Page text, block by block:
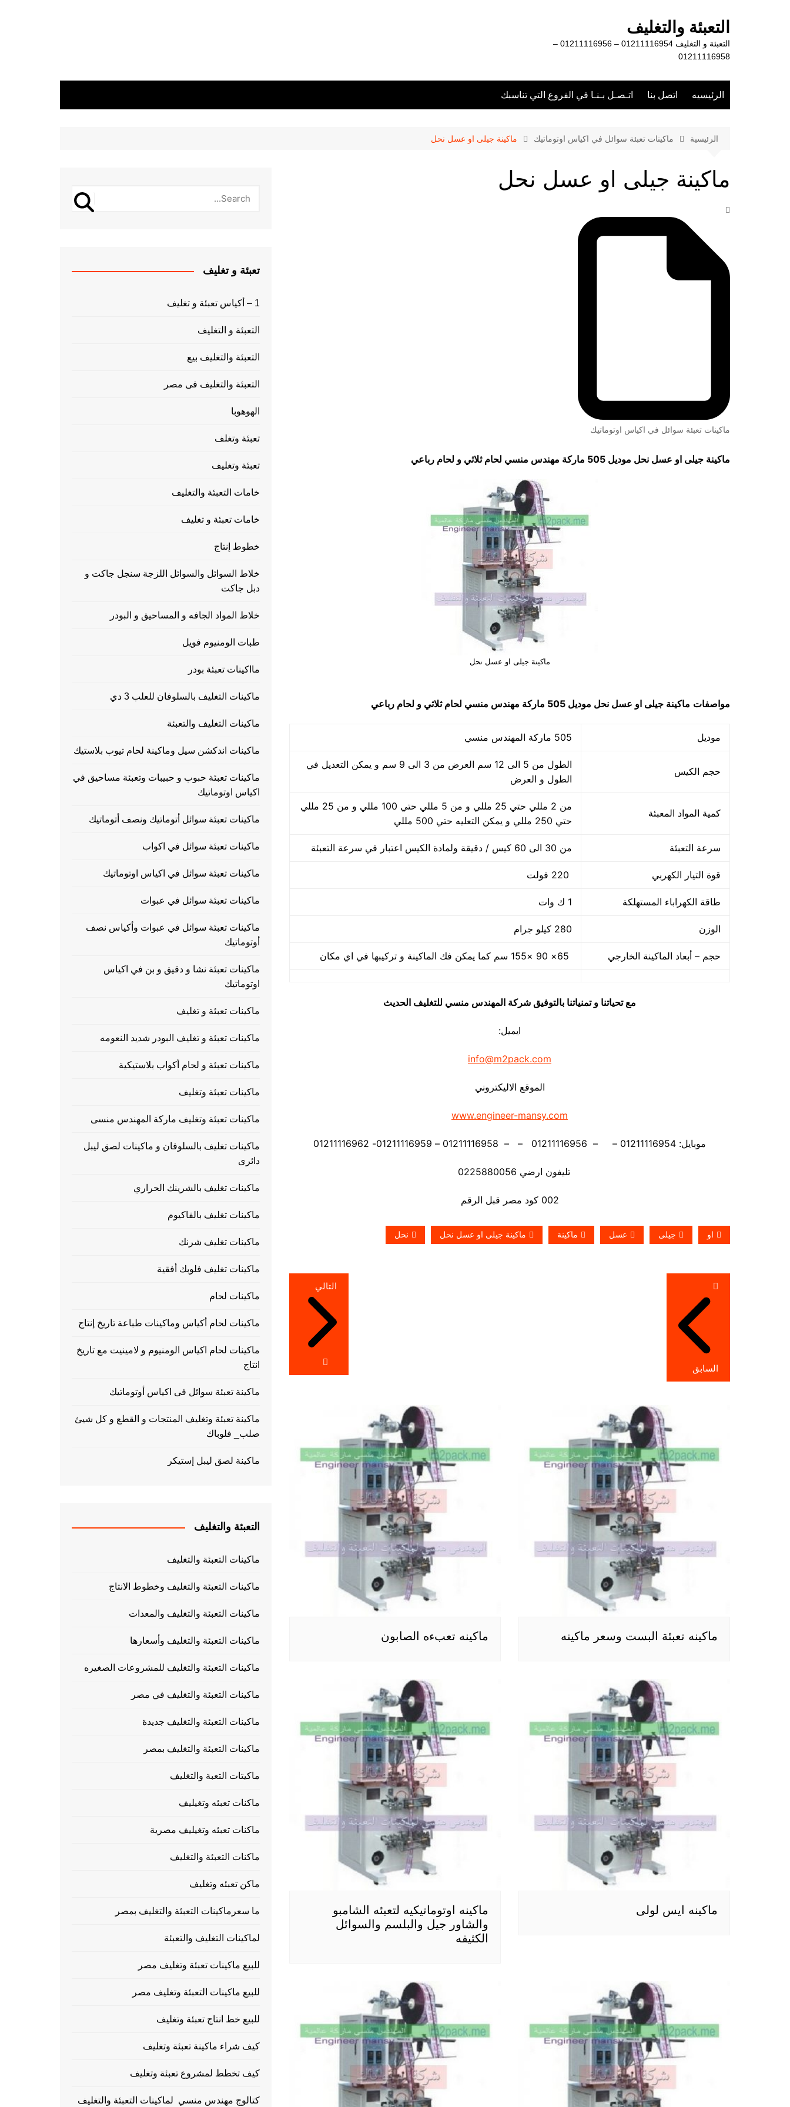
التعبئة والتغليف
التعبئة و التغليف 01211116954 – 01211116956 –
01211116958
الرئيسيه اتصل بنا اتـصـل بـنـا في الفروع التي تناسبك
الرئيسية ماكينات تعبئة سوائل في اكياس اوتوماتيك ماكينة جيلى او عسل نحل
ماكينة جيلى او عسل نحل
ماكينات تعبئة سوائل في اكياس اوتوماتيك
ماكينة جيلى او عسل نحل موديل 505 ماركة مهندس منسي لحام ثلاثي و لحام رباعي
ماكينة جيلى او عسل نحل
مواصفات ماكينة جيلى او عسل نحل موديل 505 ماركة مهندس منسي لحام ثلاثي و لحام رباعي
موديل 505 ماركة المهندس منسي
حجم الكيس
الطول من 5 الى 12 سم العرض من 3 الى 9 سم و يمكن التعديل في
الطول و العرض
كمية المواد المعبئة
من 2 مللي حتي 25 مللي و من 5 مللي حتي 100 مللي و من 25 مللي
حتي 250 مللي و يمكن التعليه حتي 500 مللي
سرعة التعبئة من 30 الى 60 كيس / دقيقة ولمادة الكيس اعتبار في سرعة التعبئة
قوة التيار الكهربي
طاقة الكهراباء المستهلكة 1 ك وات
الوزن 280 كيلو جرام
حجم – أبعاد الماكينة الخارجي
مع تحياتنا و تمنياتنا بالتوفيق شركة المهندس منسي للتغليف الحديث
ايميل:
info@m2pack.com
الموقع الاليكتروني
www.engineer-mansy.com
موبايل: 01211116954 – – 01211116956 – – 01211116958 – 01211116959- 01211116962
تليفون ارضي 0225880056
002 كود مصر قبل الرقم
او جيلى عسل ماكينة ماكينة جيلى او عسل نحل نحل
تصفّح
المقالات
السابق
التالي
ماكينه تعبئة البست وسعر ماكينه ماكينه تعبءه الصابون
ماكينه ايس لولى
ماكينه اوتوماتيكيه لتعبئه الشامبو
والشاور جيل والبلسم والسوائل
الكثيفه
تعبئة و تغليف
1 – أكياس تعبئة و تغليف
التعبئة و التغليف
التعبئة والتغليف بيع
التعبئة والتغليف فى مصر
الهوهوبا
تعبئة وتغلف
تعبئة وتغليف
خامات التعبئة والتغليف
خامات تعبئة و تغليف
خطوط إنتاج
خلاط السوائل والسوائل اللزجة سنجل جاكت و
دبل جاكت
خلاط المواد الجافه و المساحيق و البودر
طبات الومنيوم فويل
مااكينات تعبئة بودر
ماكينات التغليف بالسلوفان للعلب 3 دي
ماكينات التغليف والتعبئة
ماكينات اندكشن سيل وماكينة لحام تيوب بلاستيك
ماكينات تعبئة حبوب و حبيبات وتعبئة مساحيق في
اكياس اوتوماتيك
ماكينات تعبئة سوائل أتوماتيك ونصف أتوماتيك
ماكينات تعبئة سوائل في اكواب
ماكينات تعبئة سوائل في اكياس اوتوماتيك
ماكينات تعبئة سوائل في عبوات
ماكينات تعبئة سوائل في عبوات وأكياس نصف
أوتوماتيك
ماكينات تعبئة نشا و دقيق و بن في اكياس
اوتوماتيك
ماكينات تعبئة و تغليف
ماكينات تعبئة و تغليف البودر شديد النعومه
ماكينات تعبئة و لحام أكواب بلاستيكية
ماكينات تعبئة وتغليف
ماكينات تعبئة وتغليف ماركة المهندس منسى
ماكينات تغليف بالسلوفان و ماكينات لصق ليبل
دائرى
ماكينات تغليف بالشرينك الحراري
ماكينات تغليف بالفاكيوم
ماكينات تغليف شرنك
ماكينات تغليف فلوبك أفقية
ماكينات لحام
ماكينات لحام أكياس وماكينات طباعة تاريخ إنتاج
ماكينات لحام اكياس الومنيوم و لامينيت مع تاريخ
انتاج
ماكينة تعبئة سوائل فى اكياس أوتوماتيك
ماكينة تعبئة وتغليف المنتجات و القطع و كل شيئ
صلب_ فلوباك
ماكينة لصق ليبل إستيكر
التعبئة والتغليف
ماكينات التعبئة والتغليف
ماكينات التعبئة والتغليف وخطوط الانتاج
ماكينات التعبئة والتغليف والمعدات
ماكينات التعبئة والتغليف وأسعارها
ماكينات التعبئة والتغليف للمشروعات الصغيره
ماكينات التعبئة والتغليف في مصر
ماكينات التعبئة والتغليف جديدة
ماكينات التعبئة والتغليف بمصر
ماكيتات التعبة والتغليف
ماكنات تعبئه وتغيليف
ماكنات تعبئه وتغيليف مصرية
ماكنات التعبئة والتغليف
ماكن تعبئه وتغليف
ما سعرماكينات التعبئة والتغليف بمصر
لماكينات التغليف والتعبئة
للبيع ماكينات تعبئة وتغليف مصر
للبيع ماكينات التعبئة وتغليف مصر
للبيع خط انتاج تعبئة وتغليف
كيف شراء ماكينة تعبئة وتغليف
كيف تخطط لمشروع تعبئة وتغليف
كتالوج مهندس منسي لماكينات التعبئة والتغليف